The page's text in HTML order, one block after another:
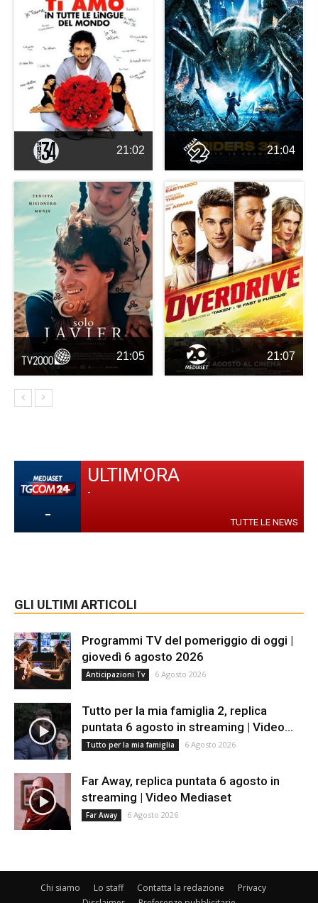
21:02 21:04
21:05 21:07
-
ULTIM'ORA
-
TUTTE LE NEWS
GLI ULTIMI ARTICOLI
Programmi TV del pomeriggio di oggi |
giovedì 6 agosto 2026
Anticipazioni Tv 6 Agosto 2026
Tutto per la mia famiglia 2, replica
puntata 6 agosto in streaming | Video...
Tutto per la mia famiglia 6 Agosto 2026
Far Away, replica puntata 6 agosto in
streaming | Video Mediaset
Far Away 6 Agosto 2026
Chi siamo Lo staff Contatta la redazione
Privacy